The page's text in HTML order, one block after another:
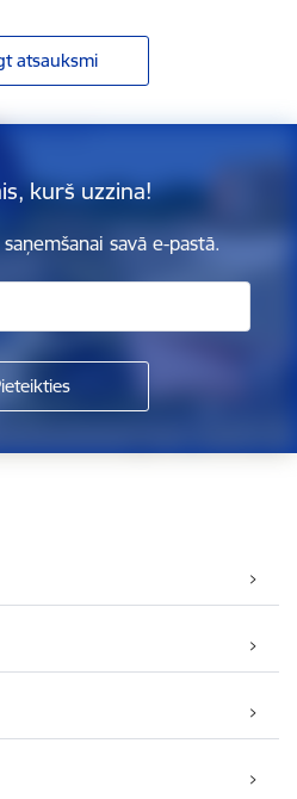
atsauksmi
kurš uzzina!
savā e-pastā.